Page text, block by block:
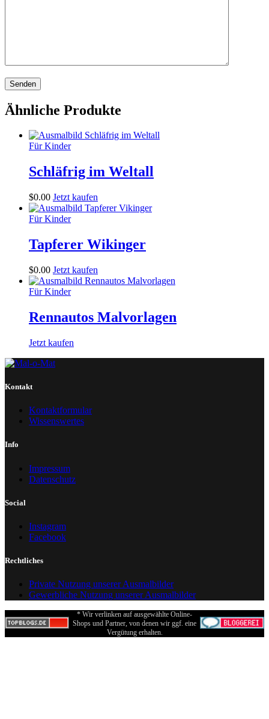
Ähnliche Produkte
Für Kinder
Schläfrig im Weltall
$0.00 Jetzt kaufen
Für Kinder
Tapferer Wikinger
$0.00 Jetzt kaufen
Für Kinder
Rennautos Malvorlagen
Jetzt kaufen
Kontakt
Kontaktformular
Wissenswertes
Info
Impressum
Datenschutz
Social
Instagram
Facebook
Rechtliches
Private Nutzung unserer Ausmalbilder
Gewerbliche Nutzung unserer Ausmalbilder
* Wir verlinken auf ausgewählte Online-
Shops und Partner, von denen wir ggf. eine
Vergütung erhalten.